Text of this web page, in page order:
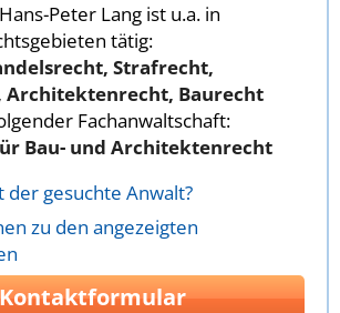
Peter Lang ist u.a. in
tätig:
Strafrecht,
Architektenrecht, Baurecht
Fachanwaltschaft:
Bau- und Architektenrecht
der gesuchte Anwalt?
zu den angezeigten